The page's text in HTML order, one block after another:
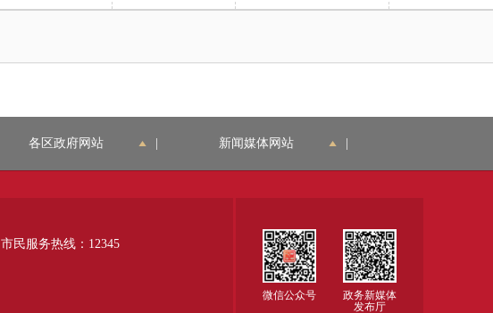
划意见应包含申报项
名称一致； 5.规划意
知
位公章； 3.应为规划
见应包含申报项目的
相应用地内容。
进规划用
各区政府网站 新闻媒体网站
市民服务热线：12345
微信公众号
政务新媒体
发布厅